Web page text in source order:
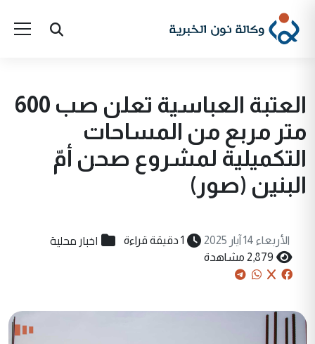
العتبة العباسية تعلن صب 600
متر مربع من المساحات
التكميلية لمشروع صحن أمّ
البنين (صور)
الأربعاء 14 آيار 2025 1 دقيقة قراءة اخبار محلية
2,879 مشاهدة